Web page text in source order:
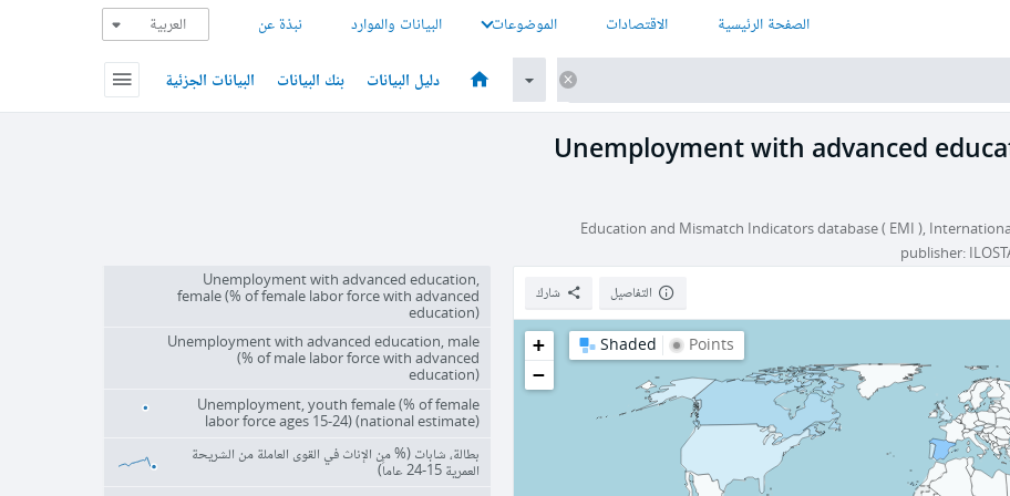
الصفحة الرئيسية الاقتصادات الموضوعات البيانات والموارد نبذة عن
دليل البيانات بنك البيانات البيانات الجزئية
Unemployment with advanced
Education and Mismatch Indicators database ( EMI ),
publisher:
شارك التفاصيل
Shaded Points
+
−
Unemployment with advanced education,
female (% of female labor force with advanced
education)
Unemployment with advanced education, male
(% of male labor force with advanced
education)
Unemployment, youth female (% of female
labor force ages 15-24) (national estimate)
بطالة، شابات (% من الإناث في القوى العاملة من الشريحة
العمرية 15-24 عاماً)